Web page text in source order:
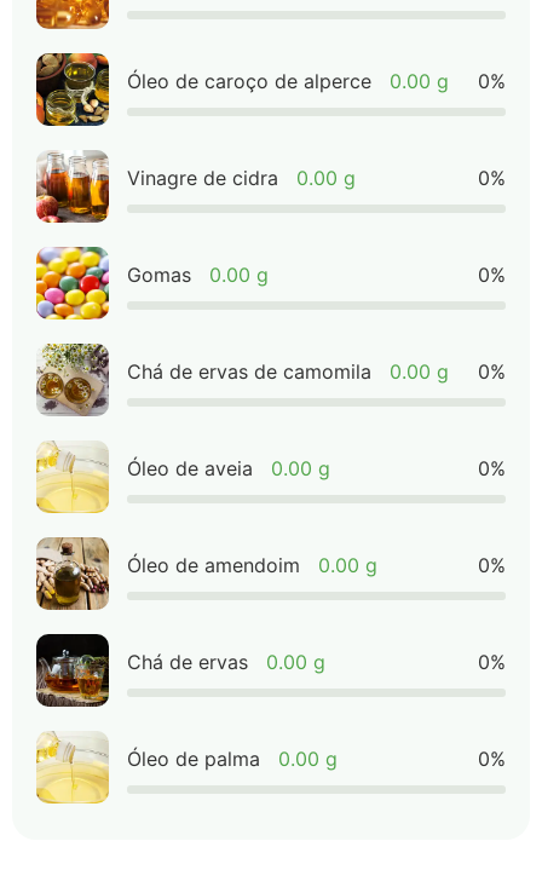
Óleo de caroço de alperce 0.00 g 0%
Vinagre de cidra 0.00 g 0%
Gomas 0.00 g 0%
Chá de ervas de camomila 0.00 g 0%
Óleo de aveia 0.00 g 0%
Óleo de amendoim 0.00 g 0%
Chá de ervas 0.00 g 0%
Óleo de palma 0.00 g 0%